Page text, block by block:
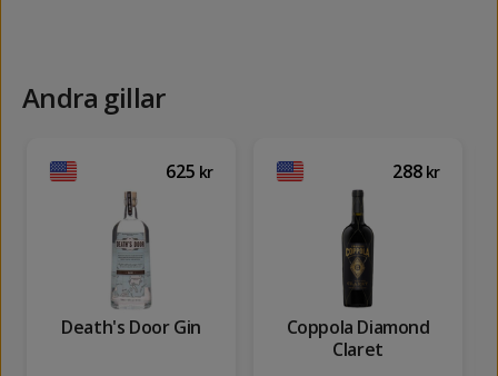
Andra gillar
625 kr
Death's Door Gin
288 kr
Coppola Diamond
Claret